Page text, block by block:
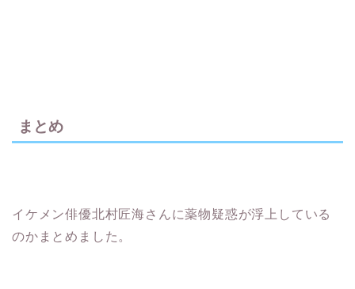
まとめ
イケメン俳優北村匠海さんに薬物疑惑が浮上している
のかまとめました。